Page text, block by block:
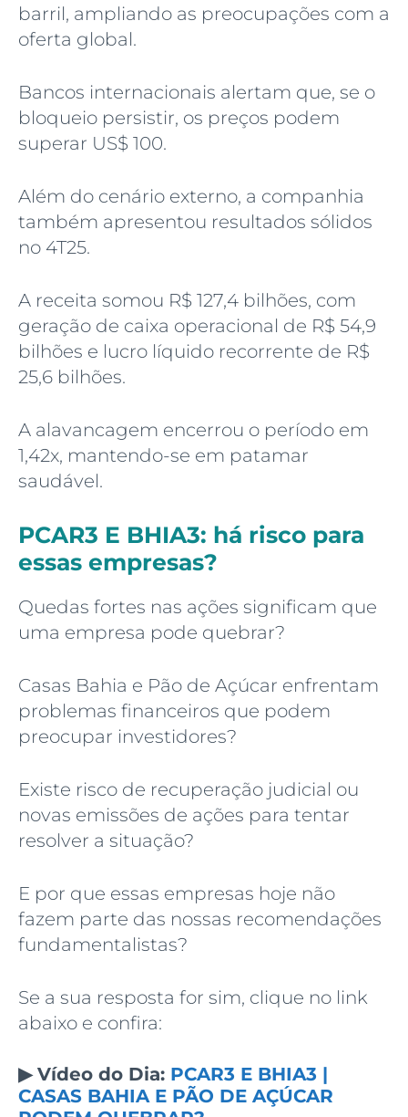
barril, ampliando as preocupações com a
oferta global.
Bancos internacionais alertam que, se o
bloqueio persistir, os preços podem
superar US$ 100.
Além do cenário externo, a companhia
também apresentou resultados sólidos
no 4T25.
A receita somou R$ 127,4 bilhões, com
geração de caixa operacional de R$ 54,9
bilhões e lucro líquido recorrente de R$
25,6 bilhões.
A alavancagem encerrou o período em
1,42x, mantendo-se em patamar
saudável.
PCAR3 E BHIA3: há risco para
essas empresas?
Quedas fortes nas ações significam que
uma empresa pode quebrar?
Casas Bahia e Pão de Açúcar enfrentam
problemas financeiros que podem
preocupar investidores?
Existe risco de recuperação judicial ou
novas emissões de ações para tentar
resolver a situação?
E por que essas empresas hoje não
fazem parte das nossas recomendações
fundamentalistas?
Se a sua resposta for sim, clique no link
abaixo e confira:
▶Vídeo do Dia: PCAR3 E BHIA3 |
CASAS BAHIA E PÃO DE AÇÚCAR